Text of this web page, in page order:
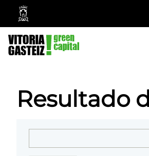
Ayuntamiento
Vitoria-
Gasteiz
Resultado